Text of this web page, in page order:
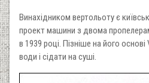
Винахідником вертольоту є
проект машини з двома
в 1939 році. Пізніше на його
води і сідати на суші.